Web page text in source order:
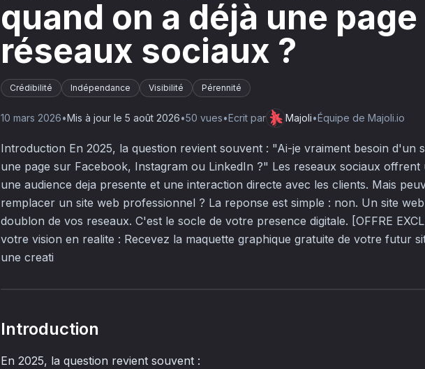
quand on a déjà une
réseaux sociaux ?
Crédibilité Indépendance Visibilité Pérennité
10 mars 2026•Mis à jour le 5 août 2026•50 vues•Ecrit par Majoli•Équipe de Majoli.io
Introduction En 2025, la question revient souvent : "Ai-je vraiment besoin d'un
une page sur Facebook, Instagram ou LinkedIn ?" Les reseaux sociaux offrent
une audience deja presente et une interaction directe avec les clients. Mais
remplacer un site web professionnel ? La reponse est simple : non. Un site
doublon de vos reseaux. C'est le socle de votre presence digitale. [OFFRE
votre vision en realite : Recevez la maquette graphique gratuite de votre futur
une creati
Introduction
En 2025, la question revient souvent :